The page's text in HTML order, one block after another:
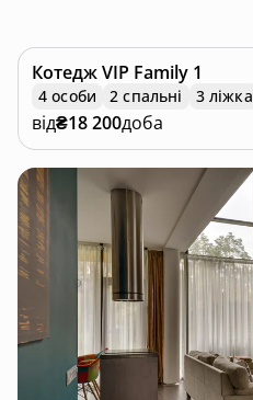
КотеджVIP Family 1
4 особи 2 спальні 3 ліжка
від₴18 200доба